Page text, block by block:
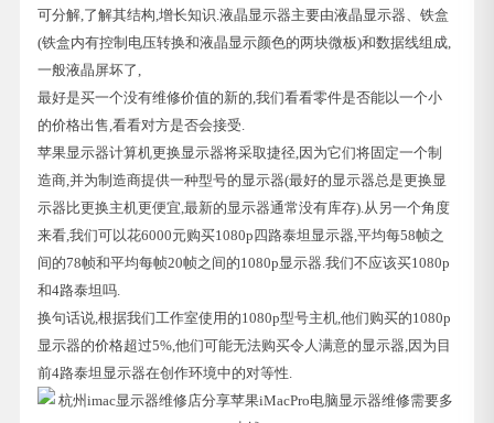
可分解,了解其结构,增长知识.液晶显示器主要由液晶显示器、铁盒
(铁盒内有控制电压转换和液晶显示颜色的两块微板)和数据线组成,
一般液晶屏坏了,
最好是买一个没有维修价值的新的,我们看看零件是否能以一个小
的价格出售,看看对方是否会接受.
苹果显示器计算机更换显示器将采取捷径,因为它们将固定一个制
造商,并为制造商提供一种型号的显示器(最好的显示器总是更换显
示器比更换主机更便宜,最新的显示器通常没有库存).从另一个角度
来看,我们可以花6000元购买1080p四路泰坦显示器,平均每58帧之
间的78帧和平均每帧20帧之间的1080p显示器.我们不应该买1080p
和4路泰坦吗.
换句话说,根据我们工作室使用的1080p型号主机,他们购买的1080p
显示器的价格超过5%,他们可能无法购买令人满意的显示器,因为目
前4路泰坦显示器在创作环境中的对等性.